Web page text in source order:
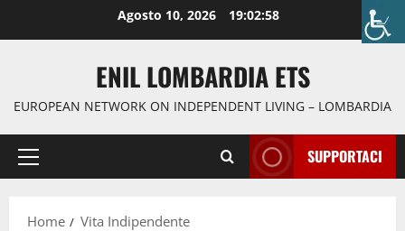
Agosto 10, 2026 19:02:59
ENIL LOMBARDIA ETS
EUROPEAN NETWORK ON INDEPENDENT LIVING – LOMBARDIA
SUPPORTACI
Home Vita Indipendente